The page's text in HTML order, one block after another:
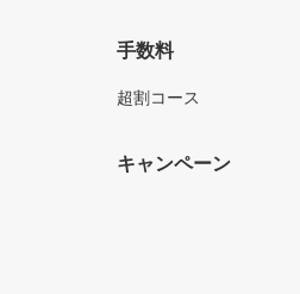
手数料
超割コース
キャンペーン